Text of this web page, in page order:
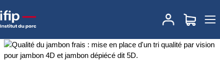
Accueil
Qualité du jambon frais : mise en place
d'un tri qualité par vision pour jambon 4D et jambon dépiécé dit